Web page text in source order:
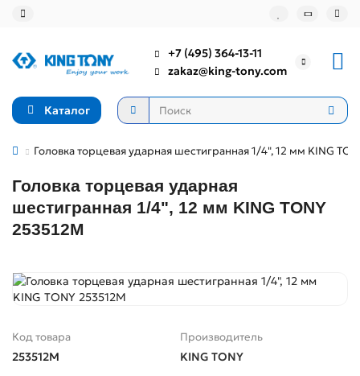
+7 (495) 364-13-11
zakaz@king-tony.com
Каталог
Головка торцевая ударная шестигранная 1/4", 12 мм KING
Головка торцевая ударная
шестигранная 1/4", 12 мм KING TONY
253512M
Код товара
253512M
Производитель
KING TONY